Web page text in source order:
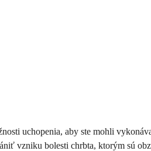
uchopenia, aby ste mohli
vzniku bolesti chrbta, ktorým sú